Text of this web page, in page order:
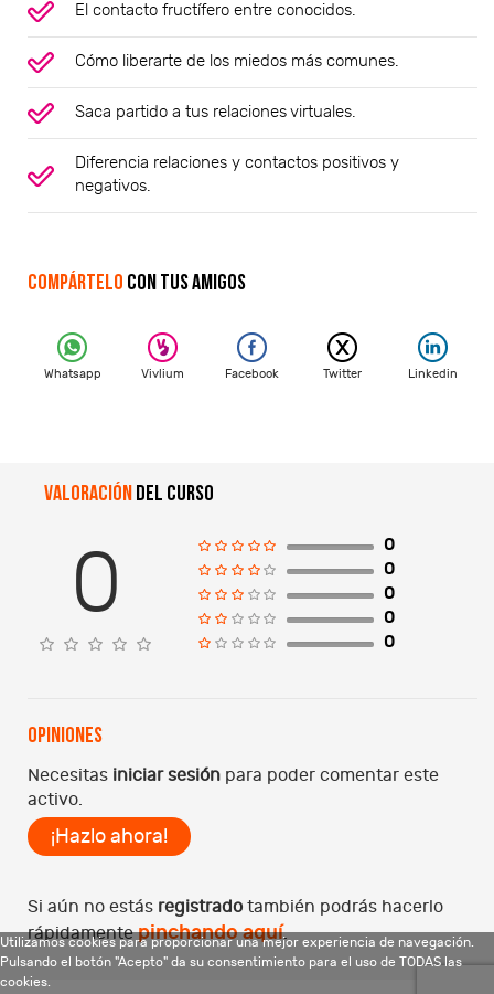
El contacto fructífero entre conocidos.
Cómo liberarte de los miedos más comunes.
Saca partido a tus relaciones virtuales.
Diferencia relaciones y contactos positivos y
negativos.
Compártelo con tus amigos
Whatsapp Vivlium Facebook Twitter Linkedin
Valoración del curso
0
0
0
0
0
0
Opiniones
Necesitas iniciar sesión para poder comentar este
activo.
¡Hazlo ahora!
Si aún no estás registrado también podrás hacerlo
rápidamentepinchando aquí.
Utilizamos cookies para proporcionar una mejor experiencia de navegación.
Pulsando el botón "Acepto" da su consentimiento para el uso de TODAS las
cookies.